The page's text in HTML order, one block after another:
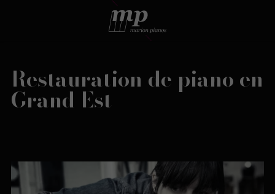
Restauration de piano en
Grand Est